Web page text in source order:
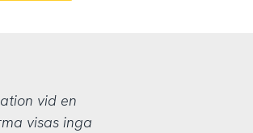
vid en
visas inga